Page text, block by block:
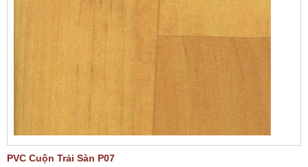
PVC Cuộn Trải Sàn P07